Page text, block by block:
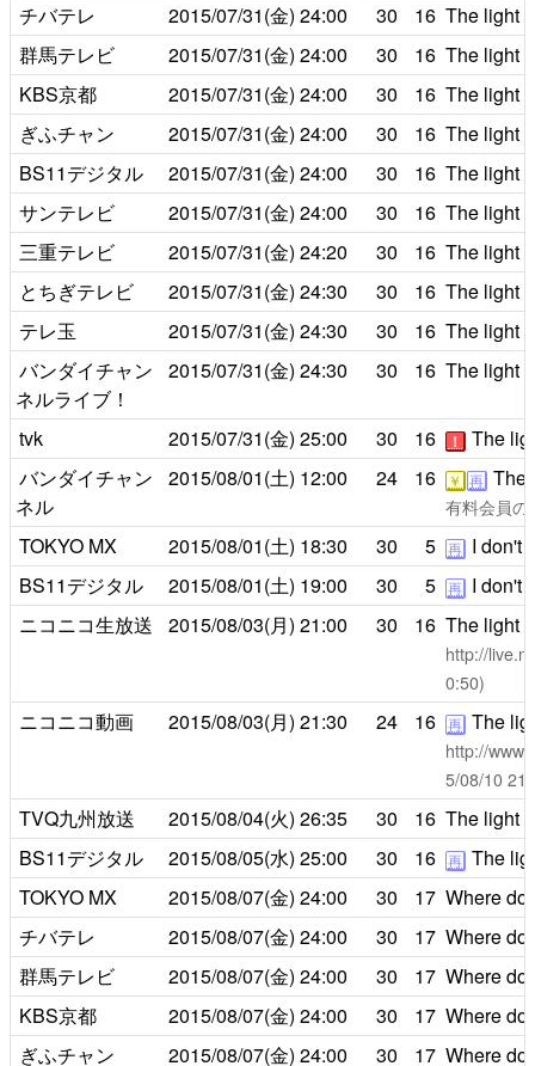
チバテレ
2015/07/31(金) 24:00 30 16 The light
群馬テレビ
2015/07/31(金) 24:00 30 16 The light
KBS京都
2015/07/31(金) 24:00 30 16 The light
ぎふチャン
2015/07/31(金) 24:00 30 16 The light
BS11デジタル
2015/07/31(金) 24:00 30 16 The light
サンテレビ
2015/07/31(金) 24:00 30 16 The light
三重テレビ
2015/07/31(金) 24:20 30 16 The light
とちぎテレビ
2015/07/31(金) 24:30 30 16 The light
テレ玉
2015/07/31(金) 24:30 30 16 The light
バンダイチャン
ネルライブ！
2015/07/31(金) 24:30 30 16 The light
tvk 2015/07/31(金) 25:00 30 16 ！
The
バンダイチャン
ネル
2015/08/01(土) 12:00 24 16 ￥ 再 The
有料会員
TOKYO MX 2015/08/01(土) 18:30 30 5 再 I don't
BS11デジタル
2015/08/01(土) 19:00 30 5 再 I don't
ニコニコ生放送
2015/08/03(月) 21:00 30 16 The light
http://
0:50)
ニコニコ動画 2015/08/03(月) 21:30 24 16 再 The
http://
5/08/10
TVQ九州放送 2015/08/04(火) 26:35 30 16 The light
BS11デジタル
2015/08/05(水) 25:00 30 16 再 The
TOKYO MX
2015/08/07(金) 24:00 30 17 Where
チバテレ
2015/08/07(金) 24:00 30 17 Where
群馬テレビ
2015/08/07(金) 24:00 30 17 Where
KBS京都
2015/08/07(金) 24:00 30 17 Where
ぎふチャン
2015/08/07(金) 24:00 30 17 Where